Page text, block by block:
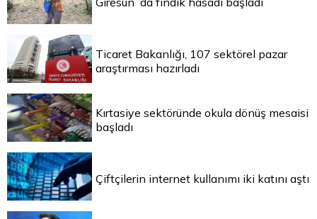
Ticaret Bakanlığı, 107 sektörel pazar
araştırması hazırladı
Kırtasiye sektöründe okula dönüş mesaisi
başladı
Çiftçilerin internet kullanımı iki katını aştı